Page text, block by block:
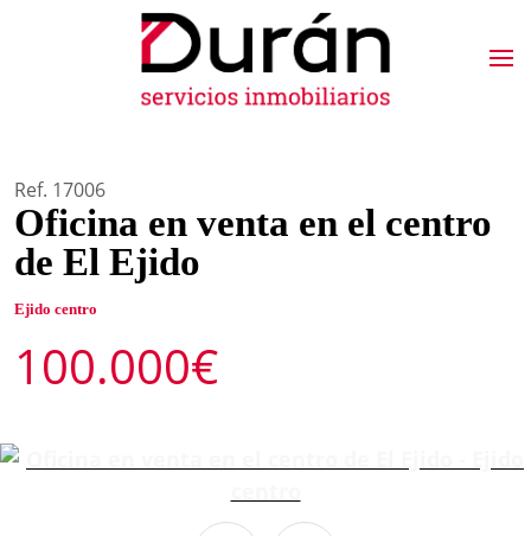
Ref. 17006
Oficina en venta en el centro
de El Ejido
Ejido centro
100.000€